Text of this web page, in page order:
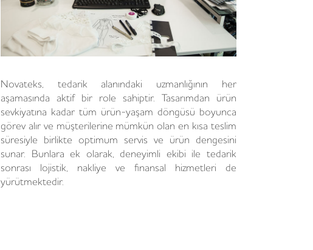
Novateks, tedarik alanındaki uzmanlığının her
aşamasında aktif bir role sahiptir. Tasarımdan ürün
sevkiyatına kadar tüm ürün-yaşam döngüsü boyunca
görev alır ve müşterilerine mümkün olan en kısa teslim
süresiyle birlikte optimum servis ve ürün dengesini
sunar. Bunlara ek olarak, deneyimli ekibi ile tedarik
sonrası lojistik, nakliye ve finansal hizmetleri de
yürütmektedir.